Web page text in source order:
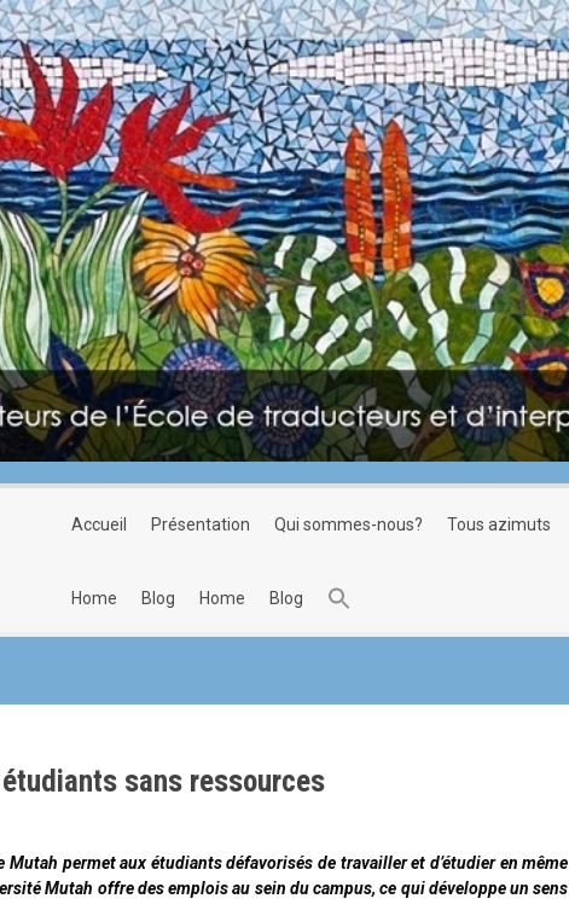
accueil présentation qui sommes-nous? tous azimuts
home blog home blog
sans ressources
permet aux étudiants défavorisés de travailler et d’étudier en même
Mutah offre des emplois au sein du campus, ce qui développe un sens